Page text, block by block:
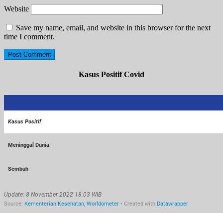
Website
Save my name, email, and website in this browser for the next
time I comment.
Kasus Positif Covid